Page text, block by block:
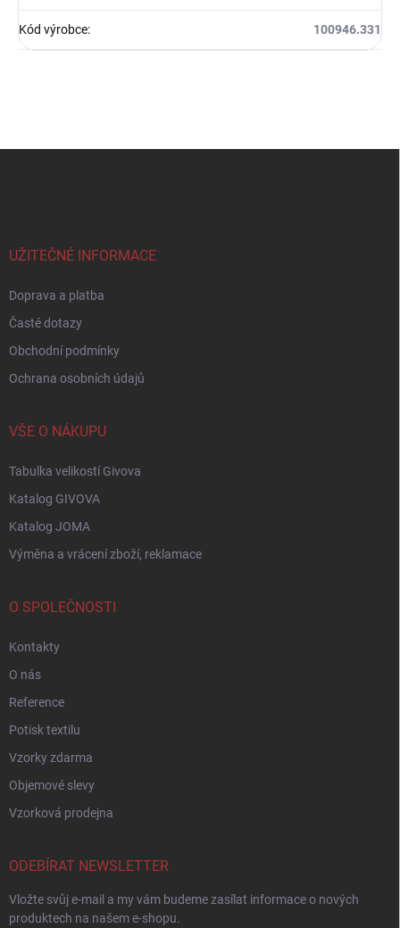
Kód výrobce: 100946.331
UŽITEČNÉ INFORMACE
Doprava a platba
Časté dotazy
Obchodní podmínky
Ochrana osobních údajů
VŠE O NÁKUPU
Tabulka velikostí Givova
Katalog GIVOVA
Katalog JOMA
Výměna a vrácení zboží, reklamace
O SPOLEČNOSTI
Kontakty
O nás
Reference
Potisk textilu
Vzorky zdarma
Objemové slevy
Vzorková prodejna
ODEBÍRAT NEWSLETTER
Vložte svůj e-mail a my vám budeme zasílat informace o nových
produktech na našem e-shopu.